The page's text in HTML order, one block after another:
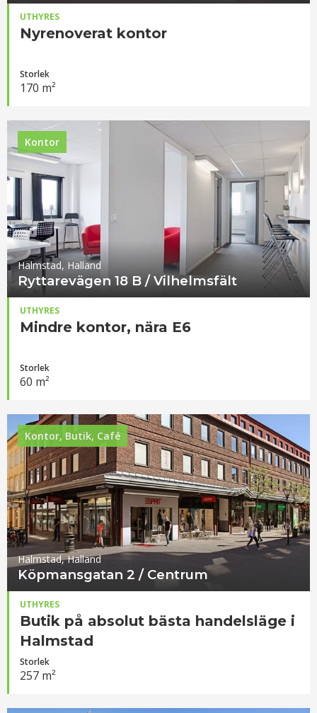
UTHYRES
Nyrenoverat kontor
Storlek
170 m²
Kontor
Halmstad, Halland
Ryttarevägen 18 B / Vilhelmsfält
UTHYRES
Mindre kontor, nära E6
Storlek
60 m²
Kontor, Butik, Café
Halmstad, Halland
Köpmansgatan 2 / Centrum
UTHYRES
Butik på absolut bästa handelsläge i
Halmstad
Storlek
257 m²